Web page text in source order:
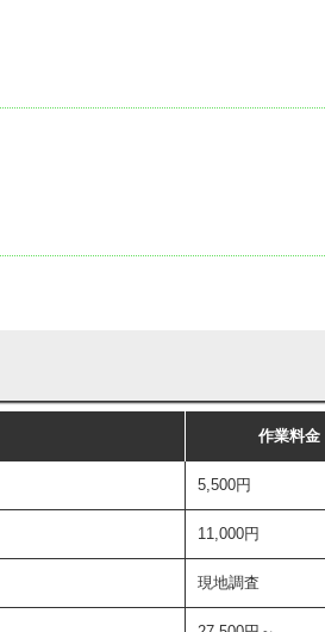
作業料金
5,500円
11,000円
現地調査